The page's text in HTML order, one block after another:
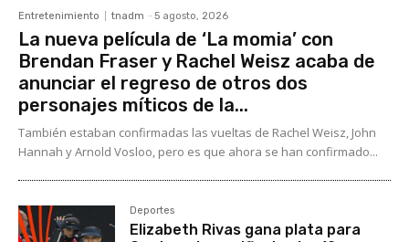
Entretenimiento tnadm - 5 agosto, 2026
La nueva película de ‘La momia’ con
Brendan Fraser y Rachel Weisz acaba de
anunciar el regreso de otros dos
personajes míticos de la...
También estaban confirmadas las vueltas de Rachel Weisz, John
Hannah y Arnold Vosloo, pero es que ahora se han confirmado...
Deportes
Elizabeth Rivas gana plata para